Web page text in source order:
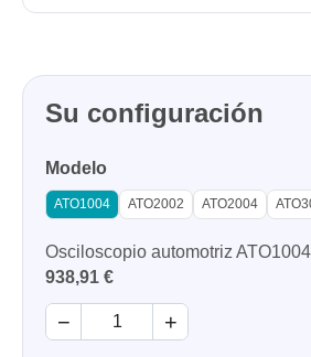
Su configuración
Modelo
ATO1004 ATO2002 ATO2004
Osciloscopio automotriz ATO1004
938,91 €
− +